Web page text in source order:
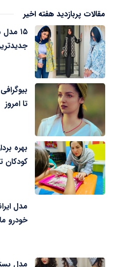
مقالات پربازدید هفته اخیر
تا امروز
بهره
کودکان
مدل
خودرو
مدل